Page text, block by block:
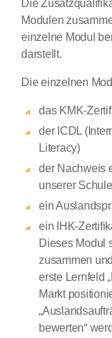
Die
Modulen
einzelne Modul
darstellt.
Die einzelnen
das KMK-
der ICDL
Literacy)
der Nachweis
unserer
ein
ein IHK-
Dieses Modul
zusammen
erste Lernfeld
Markt
bewerten“